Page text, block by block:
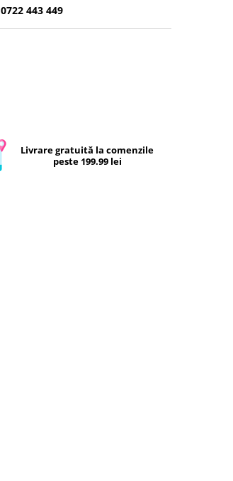
0722 443 449
Livrare gratuită la comenzile
peste 199.99 lei